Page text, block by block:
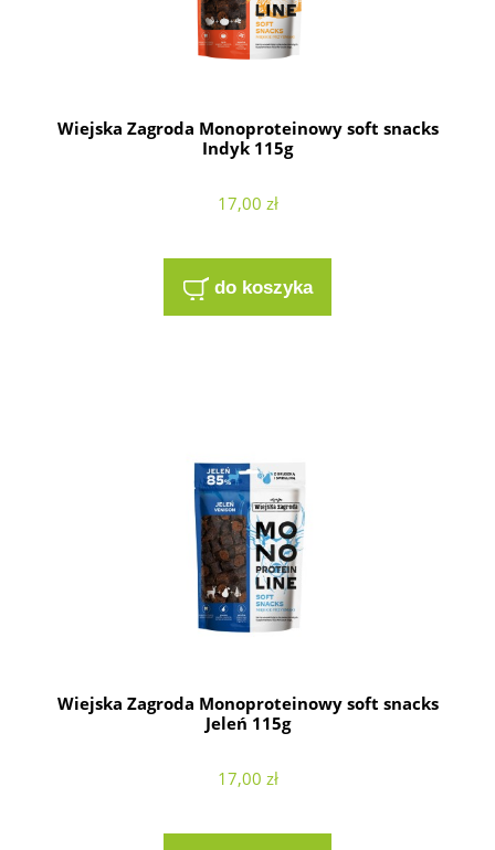
Wiejska Zagroda Monoproteinowy soft snacks
Indyk 115g
17,00 zł
do koszyka
Wiejska Zagroda Monoproteinowy soft snacks
Jeleń 115g
17,00 zł